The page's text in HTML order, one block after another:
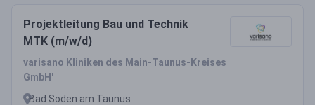
Projektleitung Bau und Technik
MTK (m/w/d)
varisano Kliniken des Main-Taunus-Kreises
GmbH'
Bad Soden am Taunus